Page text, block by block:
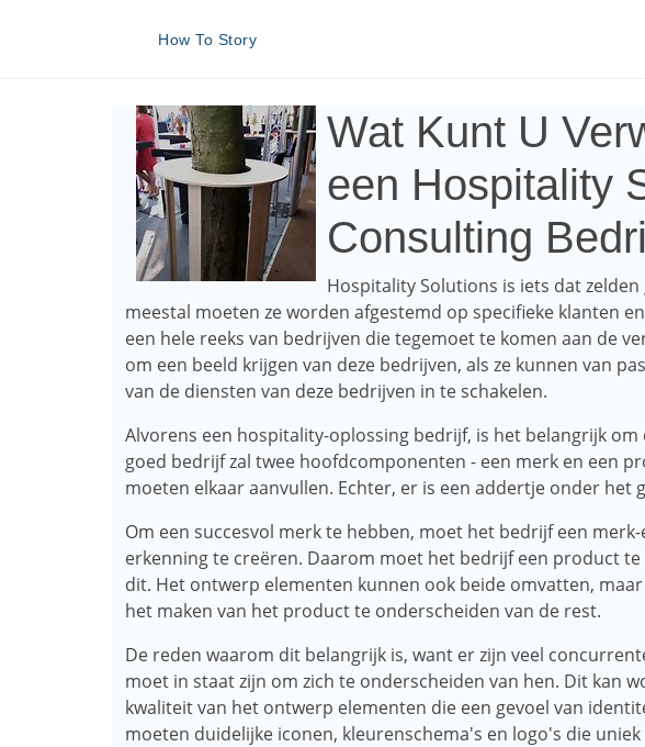
How To Story
Wat Kunt U
een Hospitality
Consulting
Hospitality Solutions is iets dat
meestal moeten ze worden afgestemd op specifieke klanten
een hele reeks van bedrijven die tegemoet te komen aan de
om een ​​beeld krijgen van deze bedrijven, als ze kunnen van
van de diensten van deze bedrijven in te schakelen.
Alvorens een hospitality-oplossing bedrijf, is het belangrijk om
goed bedrijf zal twee hoofdcomponenten - een merk en een
moeten elkaar aanvullen. Echter, er is een addertje onder het
Om een ​​succesvol merk te hebben, moet het bedrijf een
erkenning te creëren. Daarom moet het bedrijf een product
dit. Het ontwerp elementen kunnen ook beide omvatten,
het maken van het product te onderscheiden van de rest.
De reden waarom dit belangrijk is, want er zijn veel
moet in staat zijn om zich te onderscheiden van hen. Dit kan
kwaliteit van het ontwerp elementen die een gevoel van
moeten duidelijke iconen, kleurenschema's en logo's die